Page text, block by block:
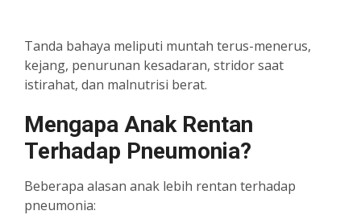
Tanda bahaya meliputi muntah terus-menerus,
kejang, penurunan kesadaran, stridor saat
istirahat, dan malnutrisi berat.
Mengapa Anak Rentan
Terhadap Pneumonia?
Beberapa alasan anak lebih rentan terhadap
pneumonia: